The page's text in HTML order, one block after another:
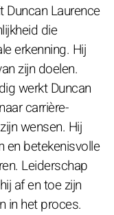
Duncan Laurence
die
erkenning. Hij
zijn doelen.
werkt Duncan
carrière-
wensen. Hij
en betekenisvolle
Leiderschap
af en toe zijn
in het proces.